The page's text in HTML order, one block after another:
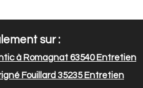
sur :
à Romagnat 63540Entretien
Fouillard 35235Entretien